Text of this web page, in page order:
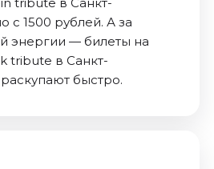
с 1500 рублей. А за
энергии — билеты на
tribute в Санкт-
быстро.